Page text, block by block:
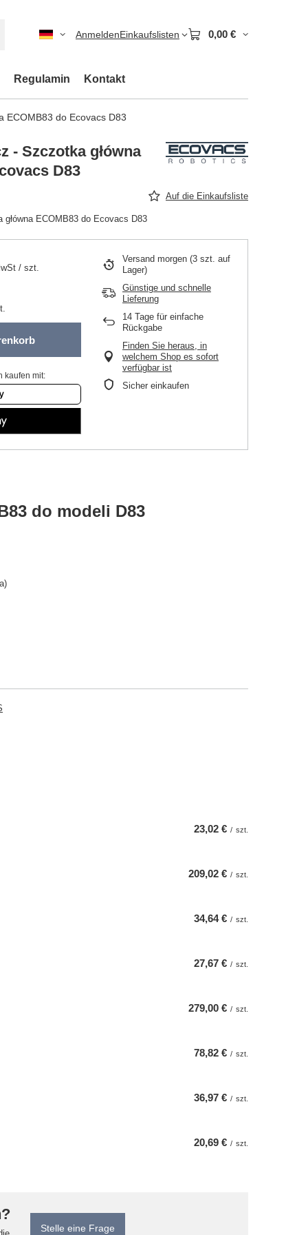
AnmeldenEinkaufslisten 0,00 €
Regulamin Kontakt
ECOMB83 do Ecovacs D83
- Szczotka główna
D83
Auf die Einkaufsliste
ECOMB83 do Ecovacs D83
/ szt.
kaufen mit:
Versand morgen (3 szt. auf
Lager)
Günstige und schnelle
Lieferung
14 Tage für einfache
Rückgabe
Finden Sie heraus, in
welchem Shop es sofort
verfügbar ist
Sicher einkaufen
do modeli D83
23,02 € / szt.
209,02 € / szt.
34,64 € / szt.
27,67 € / szt.
279,00 € / szt.
78,82 € / szt.
36,97 € / szt.
20,69 € / szt.
Stelle eine Frage